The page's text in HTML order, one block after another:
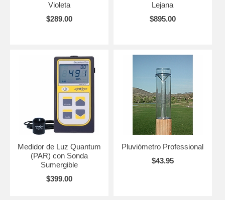
Violeta
$289.00
Lejana
$895.00
Medidor de Luz Quantum
(PAR) con Sonda
Sumergible
$399.00
Pluviómetro Professional
$43.95